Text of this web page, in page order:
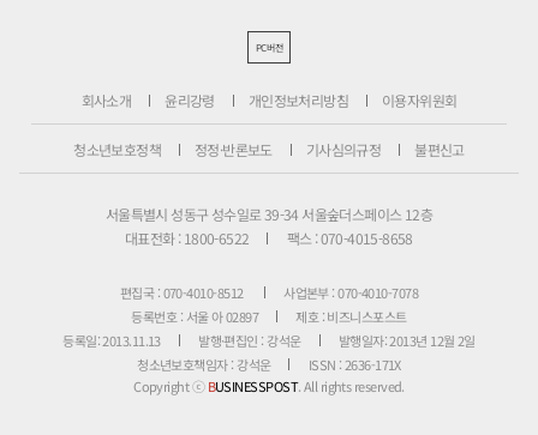
PC버전
회사소개 윤리강령 개인정보처리방침 이용자위원회
청소년보호정책 정정·반론보도 기사심의규정 불편신고
서울특별시 성동구 성수일로 39-34 서울숲더스페이스 12층
대표전화 : 1800-6522
팩스 : 070-4015-8658
편집국 : 070-4010-8512
사업본부 : 070-4010-7078
등록번호 : 서울 아 02897
제호 : 비즈니스포스트
등록일: 2013.11.13
발행·편집인 : 강석운
발행일자: 2013년 12월 2일
청소년보호책임자 : 강석운
ISSN : 2636-171X
Copyright ⓒBUSINESSPOST. All rights reserved.